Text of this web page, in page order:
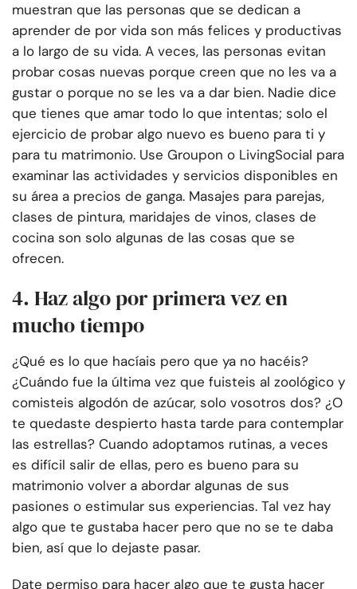
muestran que las personas que se dedican a
aprender de por vida son más felices y productivas
a lo largo de su vida. A veces, las personas evitan
probar cosas nuevas porque creen que no les va a
gustar o porque no se les va a dar bien. Nadie dice
que tienes que amar todo lo que intentas; solo el
ejercicio de probar algo nuevo es bueno para ti y
para tu matrimonio. Use Groupon o LivingSocial para
examinar las actividades y servicios disponibles en
su área a precios de ganga. Masajes para parejas,
clases de pintura, maridajes de vinos, clases de
cocina son solo algunas de las cosas que se
ofrecen.
4. Haz algo por primera vez en
mucho tiempo
¿Qué es lo que hacíais pero que ya no hacéis?
¿Cuándo fue la última vez que fuisteis al zoológico y
comisteis algodón de azúcar, solo vosotros dos? ¿O
te quedaste despierto hasta tarde para contemplar
las estrellas? Cuando adoptamos rutinas, a veces
es difícil salir de ellas, pero es bueno para su
matrimonio volver a abordar algunas de sus
pasiones o estimular sus experiencias. Tal vez hay
algo que te gustaba hacer pero que no se te daba
bien, así que lo dejaste pasar.
Date permiso para hacer algo que te gusta hacer